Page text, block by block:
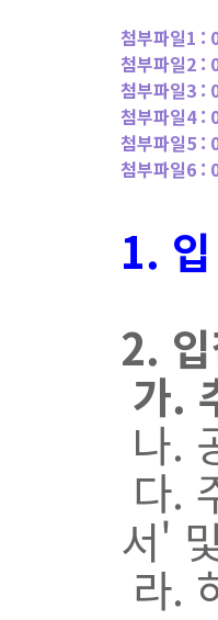
첨부파일1 :
첨부파일2 :
첨부파일3 :
첨부파일4 :
첨부파일5 :
첨부파일6 :
1.
2.
가.
나.
다.
서'
라.